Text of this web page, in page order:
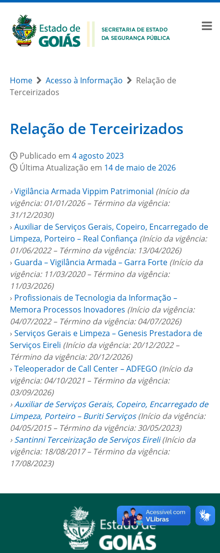
Home Acesso à Informação
Relação de
Terceirizados
Relação de Terceirizados
Publicado em 4 agosto 2023
Última Atualização em 14 de maio de 2026
›Vigilância Armada Vippim Patrimonial (Início da
vigência: 01/01/2026 – Término da vigência:
31/12/2030)
› Auxiliar de Serviços Gerais, Copeiro, Encarregado de
Limpeza, Porteiro – Real Confiança (Início da vigência:
01/06/2022 – Término da vigência: 13/04/2026)
› Guarda – Vigilância Armada – Garra Forte (Início da
vigência: 11/03/2020 – Término da vigência:
11/03/2026)
› Profissionais de Tecnologia da Informação –
Memora Processos Inovadores (Início da vigência:
04/07/2022 – Término da vigência: 04/07/2026)
› Serviços Gerais e Limpeza – Genesis Prestadora de
Serviços Eireli (Início da vigência: 20/12/2022 –
Término da vigência: 20/12/2026)
› Teleoperador de Call Center – ADFEGO (Início da
vigência: 04/10/2021 – Término da vigência:
03/09/2026)
›Auxiliar de Serviços Gerais, Copeiro, Encarregado de
Limpeza, Porteiro – Buriti Serviços(Início da vigência:
04/05/2015 – Término da vigência: 30/05/2023)
›Santinni Terceirização de Serviços Eireli(Início da
vigência: 18/08/2017 – Término da vigência:
17/08/2023)